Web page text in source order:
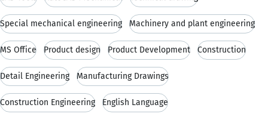
Special mechanical engineering Machinery and plant engineering
MS Office Product design Product Development Construction
Detail Engineering Manufacturing Drawings
Construction Engineering English Language